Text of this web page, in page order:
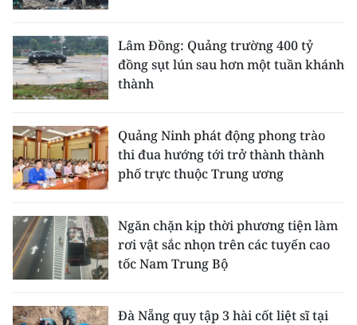
Lâm Đồng: Quảng trường 400 tỷ
đồng sụt lún sau hơn một tuần khánh
thành
Quảng Ninh phát động phong trào
thi đua hướng tới trở thành thành
phố trực thuộc Trung ương
Ngăn chặn kịp thời phương tiện làm
rơi vật sắc nhọn trên các tuyến cao
tốc Nam Trung Bộ
Đà Nẵng quy tập 3 hài cốt liệt sĩ tại